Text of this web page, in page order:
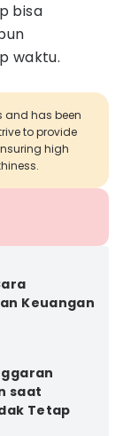
bisa
waktu.
and has been
to provide
high
Keuangan
saat
Tetap